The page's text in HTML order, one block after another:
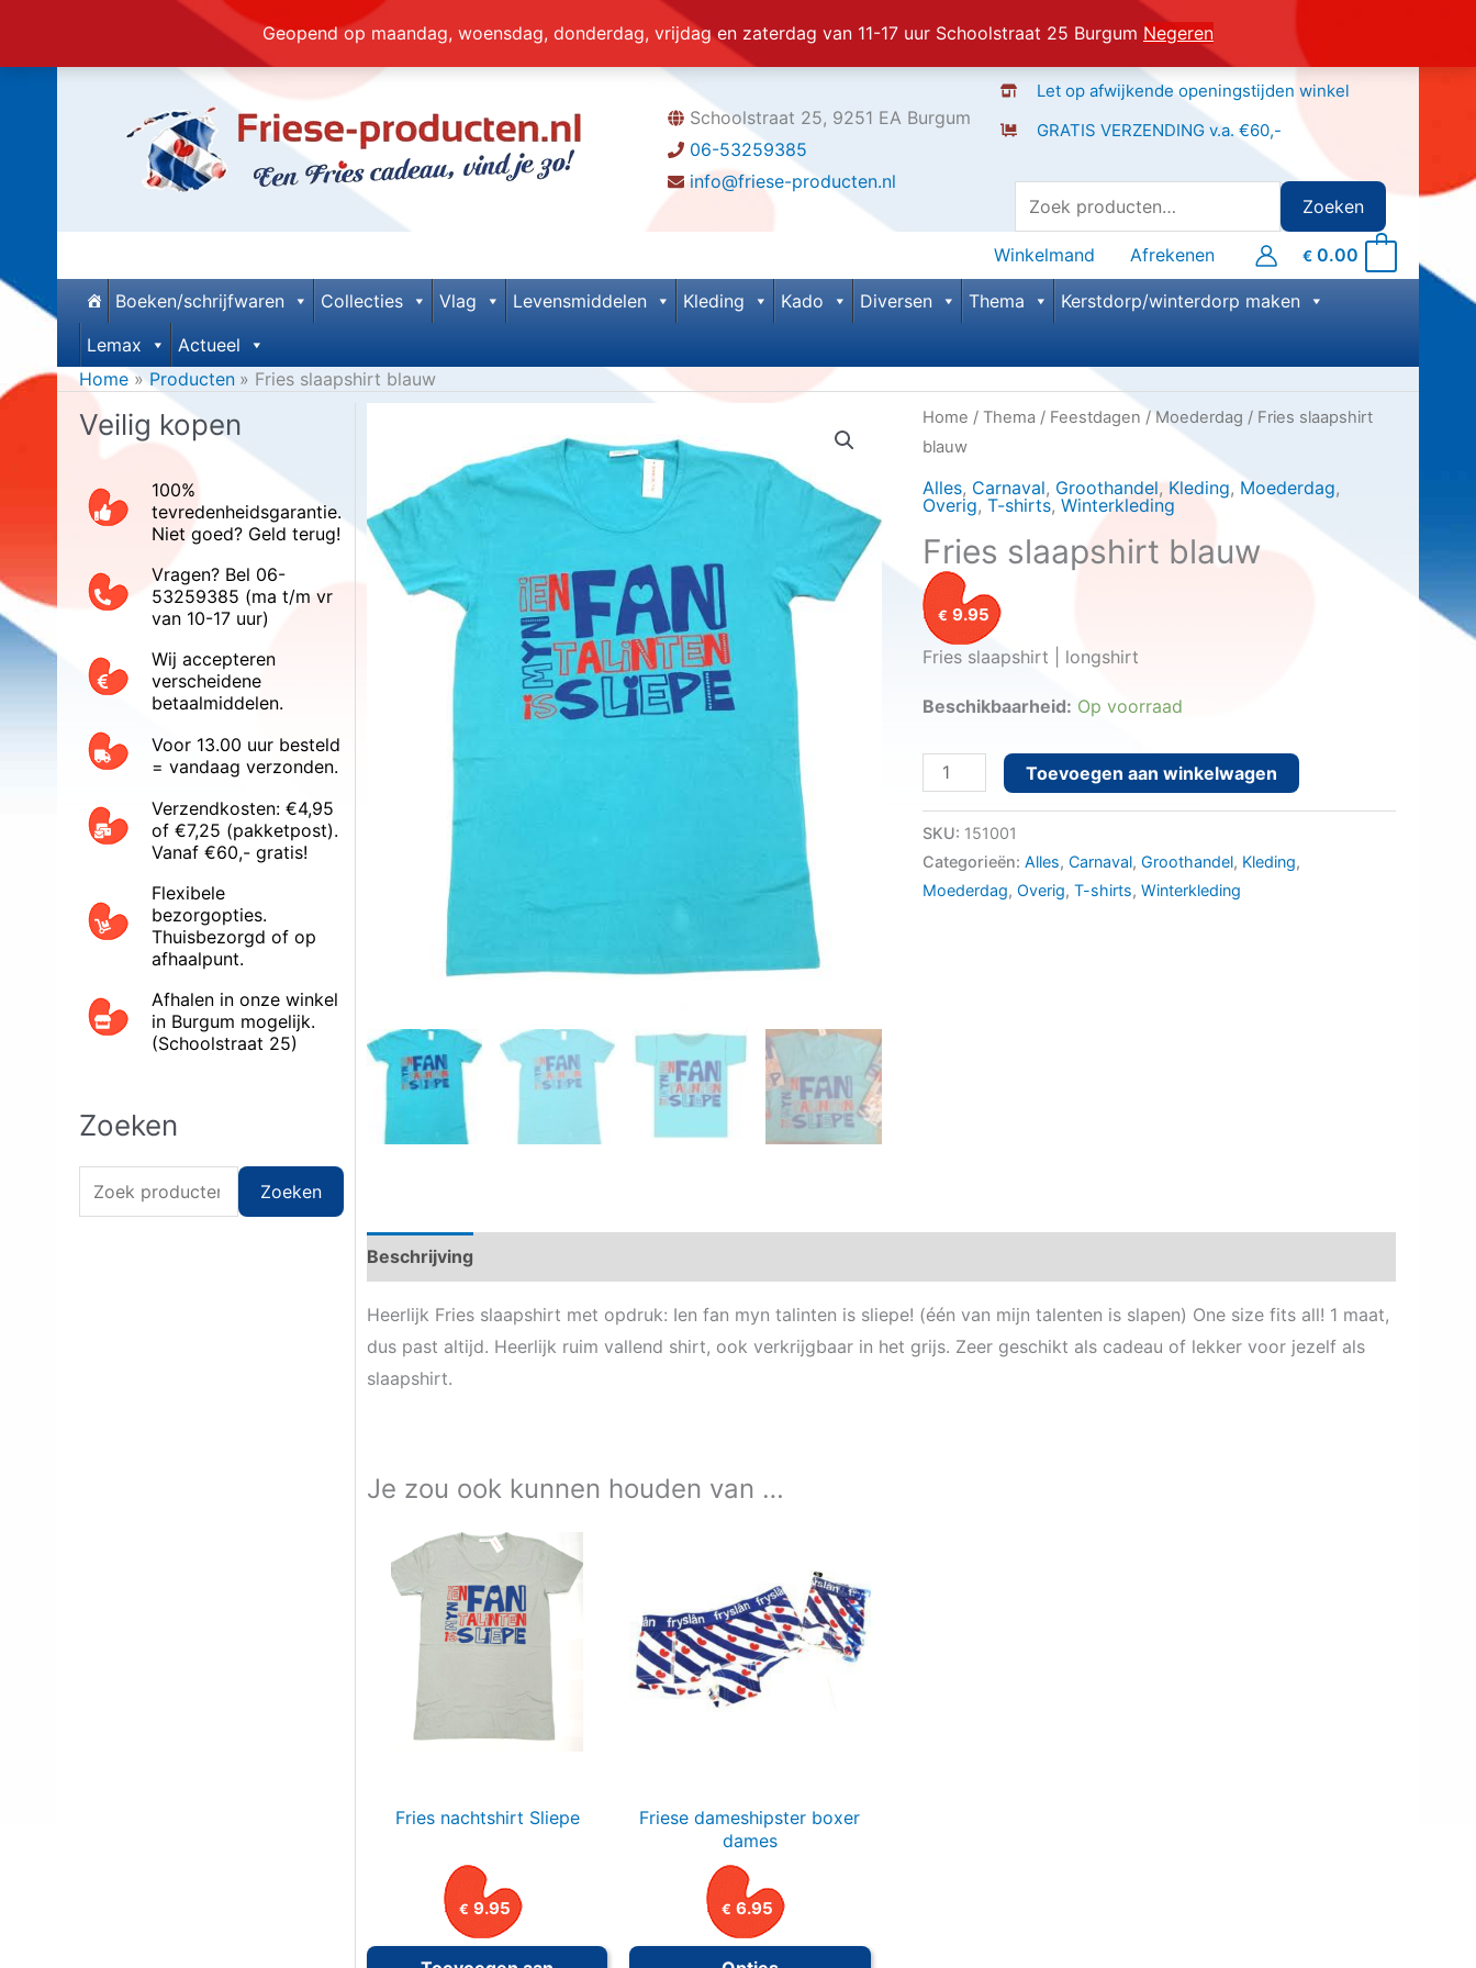
Geopend op maandag, woensdag, donderdag, vrijdag en zaterdag van 11-17 uur Schoolstraat 25 Burgum Negeren
Schoolstraat 25, 9251 EA Burgum
06-53259385
info@friese-producten.nl
Let op afwijkende openingstijden winkel
GRATIS VERZENDING v.a. €60,-
Zoeken
Zoeken
Winkelmand Afrekenen € 0.00
Boeken/schrijfwaren Collecties Vlag Levensmiddelen Kleding Kado Diversen Thema
Kerstdorp/winterdorp maken
Lemax
Actueel
Home
Producten Fries slaapshirt blauw
Veilig kopen
100%
tevredenheidsgarantie.
Niet goed? Geld terug!
Vragen? Bel 06-
53259385 (ma t/m vr
van 10-17 uur)
Wij accepteren
verscheidene
betaalmiddelen.
Voor 13.00 uur besteld
= vandaag verzonden.
Verzendkosten: €4,95
of €7,25 (pakketpost).
Vanaf €60,- gratis!
Flexibele
bezorgopties.
Thuisbezorgd of op
afhaalpunt.
Afhalen in onze winkel
in Burgum mogelijk.
(Schoolstraat 25)
Zoeken
o
Zoeken
Home / Thema / Feestdagen /Moederdag / Fries slaapshirt
blauw
Alles, Carnaval, Groothandel, Kleding, Moederdag,
Overig, T-shirts, Winterkleding
Fries slaapshirt blauw
€ 9.95
Fries slaapshirt | longshirt
Beschikbaarheid: Op voorraad
Fries
slaapshirt
blauw
aantal
Toevoegen aan winkelwagen
SKU: 151001
Categorieën: Alles, Carnaval, Groothandel, Kleding,
Moederdag, Overig, T-shirts, Winterkleding
Beschrijving
Heerlijk Fries slaapshirt met opdruk: Ien fan myn talinten is sliepe! (één van mijn talenten is slapen) One size fits all! 1 maat,
dus past altijd. Heerlijk ruim vallend shirt, ook verkrijgbaar in het grijs. Zeer geschikt als cadeau of lekker voor jezelf als
slaapshirt.
Je zou ook kunnen houden van …
Fries nachtshirt Sliepe
€ 9.95
Friese dameshipster boxer
dames
€ 6.95
Dit